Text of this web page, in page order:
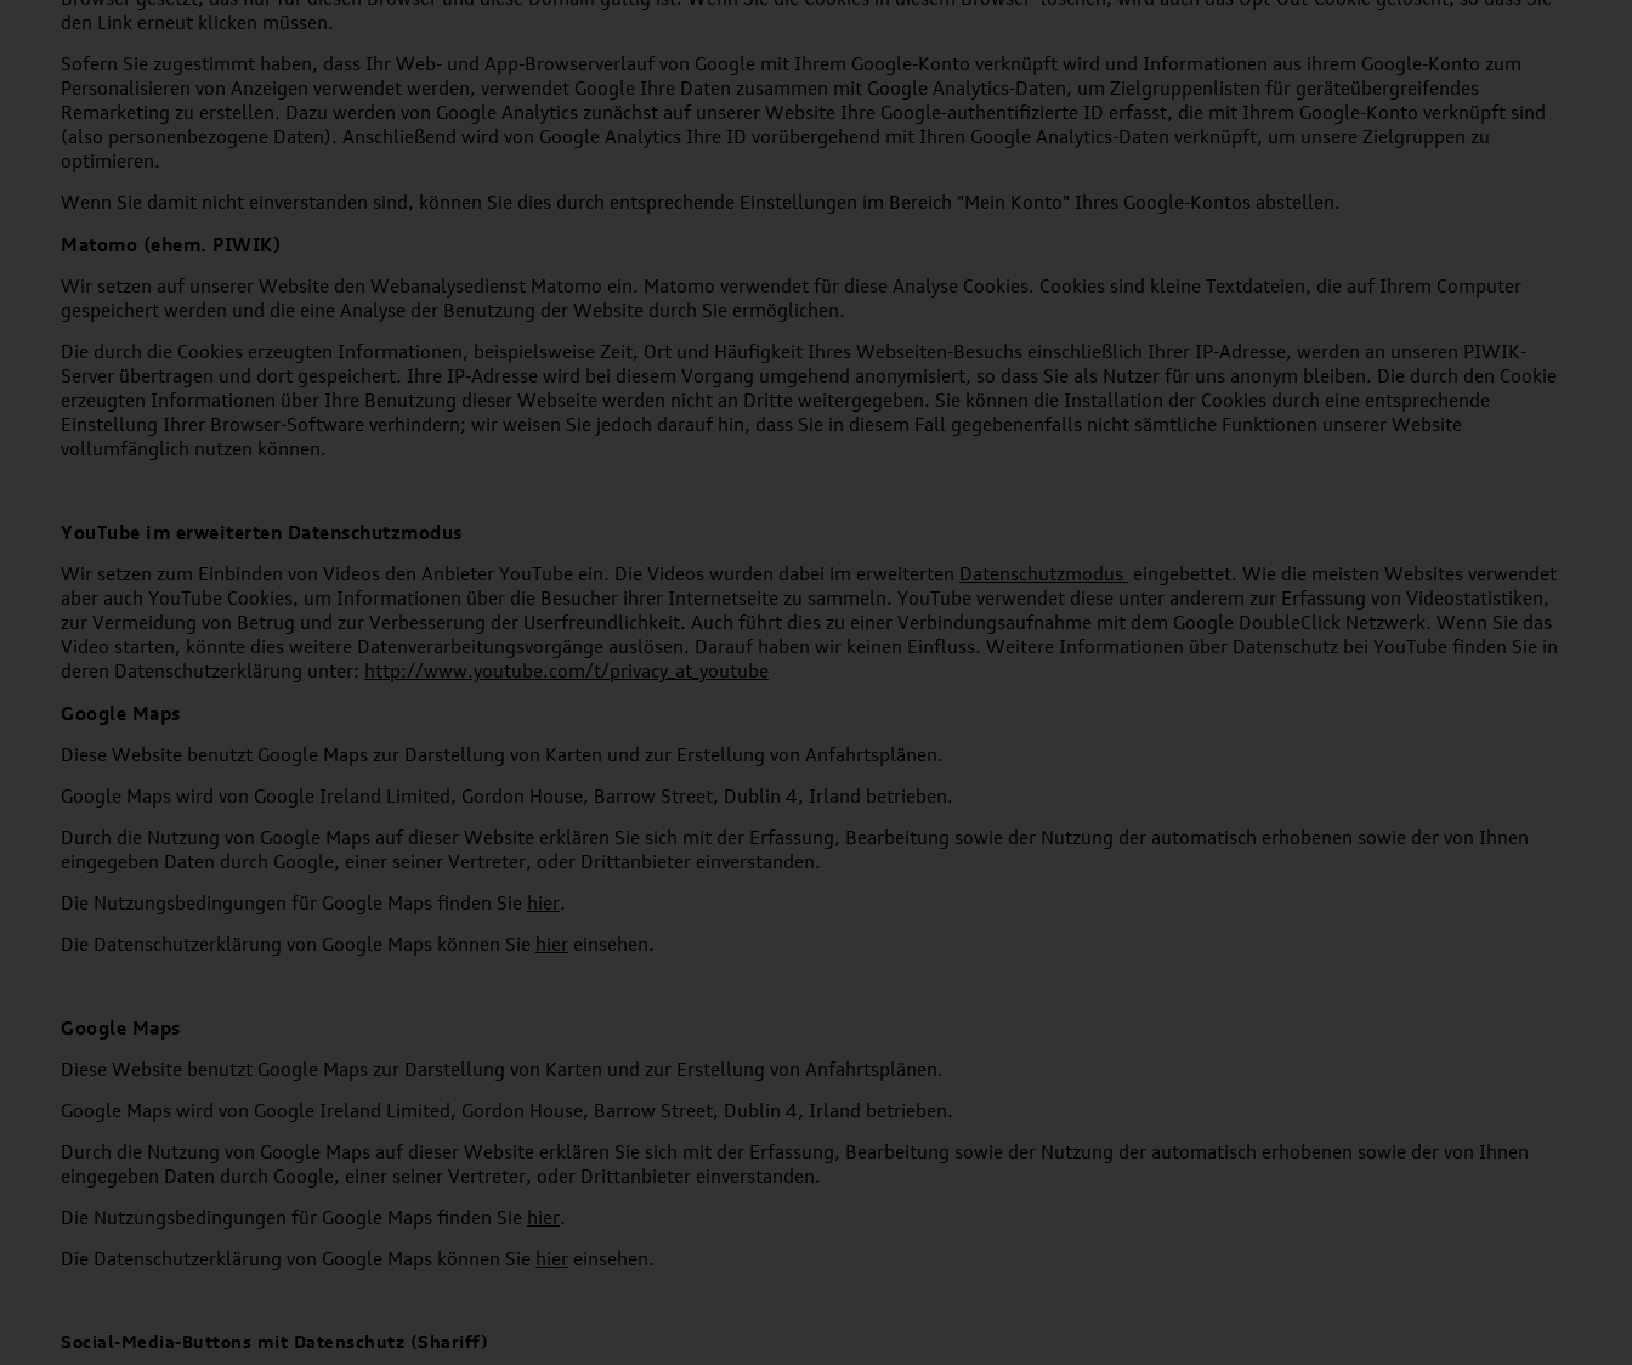
den Link erneut klicken müssen.
Sofern Sie zugestimmt haben, dass Ihr Web- und App-Browserverlauf von Google mit Ihrem Google-Konto verknüpft wird und Informationen aus ihrem Google-Konto zum
Personalisieren von Anzeigen verwendet werden, verwendet Google Ihre Daten zusammen mit Google Analytics-Daten, um Zielgruppenlisten für geräteübergreifendes
Remarketing zu erstellen. Dazu werden von Google Analytics zunächst auf unserer Website Ihre Google-authentifizierte ID erfasst, die mit Ihrem Google-Konto verknüpft sind
(also personenbezogene Daten). Anschließend wird von Google Analytics Ihre ID vorübergehend mit Ihren Google Analytics-Daten verknüpft, um unsere Zielgruppen zu
optimieren.
Wenn Sie damit nicht einverstanden sind, können Sie dies durch entsprechende Einstellungen im Bereich "Mein Konto" Ihres Google-Kontos abstellen.
Matomo (ehem. PIWIK)
Wir setzen auf unserer Website den Webanalysedienst Matomo ein. Matomo verwendet für diese Analyse Cookies. Cookies sind kleine Textdateien, die auf Ihrem Computer
gespeichert werden und die eine Analyse der Benutzung der Website durch Sie ermöglichen.
Die durch die Cookies erzeugten Informationen, beispielsweise Zeit, Ort und Häufigkeit Ihres Webseiten-Besuchs einschließlich Ihrer IP-Adresse, werden an unseren PIWIK-
Server übertragen und dort gespeichert. Ihre IP-Adresse wird bei diesem Vorgang umgehend anonymisiert, so dass Sie als Nutzer für uns anonym bleiben. Die durch den Cookie
erzeugten Informationen über Ihre Benutzung dieser Webseite werden nicht an Dritte weitergegeben. Sie können die Installation der Cookies durch eine entsprechende
Einstellung Ihrer Browser-Software verhindern; wir weisen Sie jedoch darauf hin, dass Sie in diesem Fall gegebenenfalls nicht sämtliche Funktionen unserer Website
vollumfänglich nutzen können.
YouTube im erweiterten Datenschutzmodus
Wir setzen zum Einbinden von Videos den Anbieter YouTube ein. Die Videos wurden dabei im erweiterten Datenschutzmodus eingebettet. Wie die meisten Websites verwendet
aber auch YouTube Cookies, um Informationen über die Besucher ihrer Internetseite zu sammeln. YouTube verwendet diese unter anderem zur Erfassung von Videostatistiken,
zur Vermeidung von Betrug und zur Verbesserung der Userfreundlichkeit. Auch führt dies zu einer Verbindungsaufnahme mit dem Google DoubleClick Netzwerk. Wenn Sie das
Video starten, könnte dies weitere Datenverarbeitungsvorgänge auslösen. Darauf haben wir keinen Einfluss. Weitere Informationen über Datenschutz bei YouTube finden Sie in
deren Datenschutzerklärung unter: http://www.youtube.com/t/privacy_at_youtube
Google Maps
Diese Website benutzt Google Maps zur Darstellung von Karten und zur Erstellung von Anfahrtsplänen.
Google Maps wird von Google Ireland Limited, Gordon House, Barrow Street, Dublin 4, Irland betrieben.
Durch die Nutzung von Google Maps auf dieser Website erklären Sie sich mit der Erfassung, Bearbeitung sowie der Nutzung der automatisch erhobenen sowie der von Ihnen
eingegeben Daten durch Google, einer seiner Vertreter, oder Drittanbieter einverstanden.
Die Nutzungsbedingungen für Google Maps finden Sie hier.
Die Datenschutzerklärung von Google Maps können Sie hier einsehen.
Google Maps
Diese Website benutzt Google Maps zur Darstellung von Karten und zur Erstellung von Anfahrtsplänen.
Google Maps wird von Google Ireland Limited, Gordon House, Barrow Street, Dublin 4, Irland betrieben.
Durch die Nutzung von Google Maps auf dieser Website erklären Sie sich mit der Erfassung, Bearbeitung sowie der Nutzung der automatisch erhobenen sowie der von Ihnen
eingegeben Daten durch Google, einer seiner Vertreter, oder Drittanbieter einverstanden.
Die Nutzungsbedingungen für Google Maps finden Sie hier.
Die Datenschutzerklärung von Google Maps können Sie hier einsehen.
Social-Media-Buttons mit Datenschutz (Shariff)